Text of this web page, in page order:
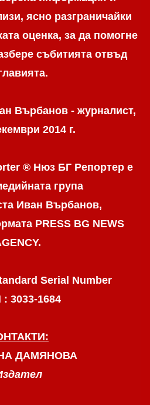
ясно разграничaйки
оценка, за да помогне
събитията отвъд
Върбанов - журналист,
2014 г.
® Нюз БГ Репортере
група
Иван Върбанов,
PRESS BG NEWS
Serial Number
: 3033-1684
ДАМЯНОВА